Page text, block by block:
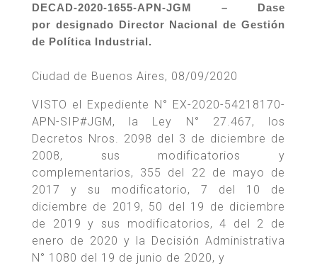
DECAD-2020-1655-APN-JGM – Dase
por designado Director Nacional de Gestión
de Política Industrial.
Ciudad de Buenos Aires, 08/09/2020
VISTO el Expediente N° EX-2020-54218170-
APN-SIP#JGM, la Ley N° 27.467, los
Decretos Nros. 2098 del 3 de diciembre de
2008, sus modificatorios y
complementarios, 355 del 22 de mayo de
2017 y su modificatorio, 7 del 10 de
diciembre de 2019, 50 del 19 de diciembre
de 2019 y sus modificatorios, 4 del 2 de
enero de 2020 y la Decisión Administrativa
N° 1080 del 19 de junio de 2020, y